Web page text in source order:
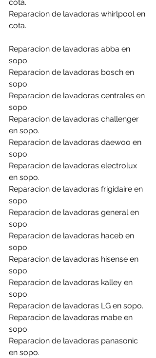
cota.
Reparacion de lavadoras whirlpool en
cota.
Reparacion de lavadoras abba en
sopo.
Reparacion de lavadoras bosch en
sopo.
Reparacion de lavadoras centrales en
sopo.
Reparacion de lavadoras challenger
en sopo.
Reparacion de lavadoras daewoo en
sopo.
Reparacion de lavadoras electrolux
en sopo.
Reparacion de lavadoras frigidaire en
sopo.
Reparacion de lavadoras general en
sopo.
Reparacion de lavadoras haceb en
sopo.
Reparacion de lavadoras hisense en
sopo.
Reparacion de lavadoras kalley en
sopo.
Reparacion de lavadoras LG en sopo.
Reparacion de lavadoras mabe en
sopo.
Reparacion de lavadoras panasonic
en sopo.